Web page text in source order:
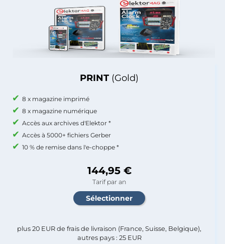
PRINT (Gold)
8 x magazine imprimé
8 x magazine numérique
Accès aux archives d'Elektor *
Accès à 5000+ fichiers Gerber
10 % de remise dans l'e-choppe *
144,95 €
Tarif par an
plus 20 EUR de frais de livraison (France, Suisse, Belgique),
autres pays : 25 EUR